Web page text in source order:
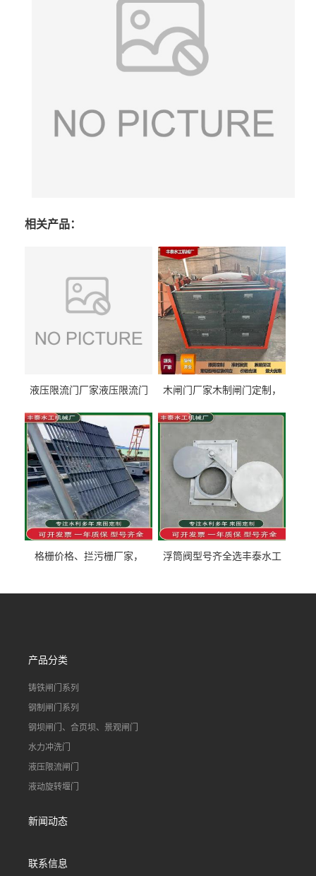
相关产品：
液压限流门厂家液压限流门
泰制造
木闸门厂家木制闸门定制，
型号齐全
格栅价格、拦污栅厂家，
浮筒阀型号齐全选丰泰水工
道水库电站污水处理钢制闸
产品分类
铸铁闸门系列
钢制闸门系列
钢坝闸门、合页坝、景观闸门
水力冲洗门
液压限流闸门
液动旋转堰门
新闻动态
联系信息